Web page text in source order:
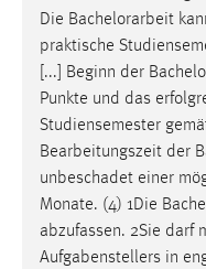
Die Bachelorarbeit
praktische
[...] Beginn der
Punkte und das
Studiensemester
Bearbeitungszeit der
unbeschadet einer
Monate. (4) 1Die
abzufassen. 2Sie darf
Aufgabenstellers in